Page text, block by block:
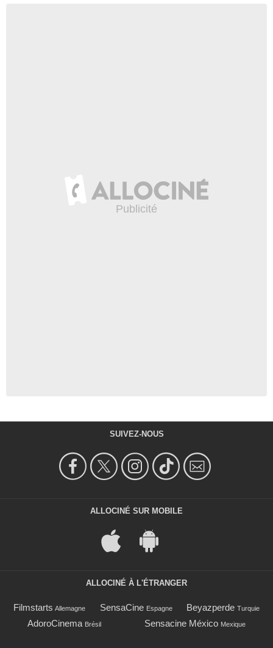
SUIVEZ-NOUS
ALLOCINÉ SUR MOBILE
ALLOCINÉ À L'ÉTRANGER
Filmstarts Allemagne SensaCine Espagne Beyazperde Turquie
AdoroCinema Brésil Sensacine México Mexique